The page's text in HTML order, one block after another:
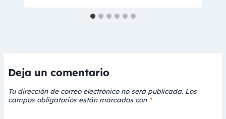
Deja un comentario
Tu dirección de correo electrónico no será publicada. Los
campos obligatorios están marcados con *